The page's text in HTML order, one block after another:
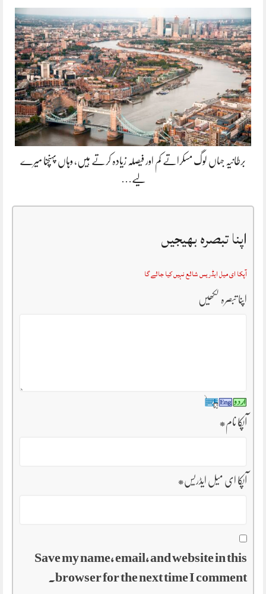
برطانیہ جہاں لوگ مسکراتے کم اور فیصلہ زیادہ کرتے ہیں، وہاں پہنچنا میرے
لیے…
اپنا تبصرہ بھیجیں
آپکا ای میل ایڈریس شائع نہیں کیا جائے گا
اپنا تبصرہ لکھیں
آپکا نام*
آپکا ای میل ایڈریس*
Save my name, email, and website in this
browser for the next time I comment.